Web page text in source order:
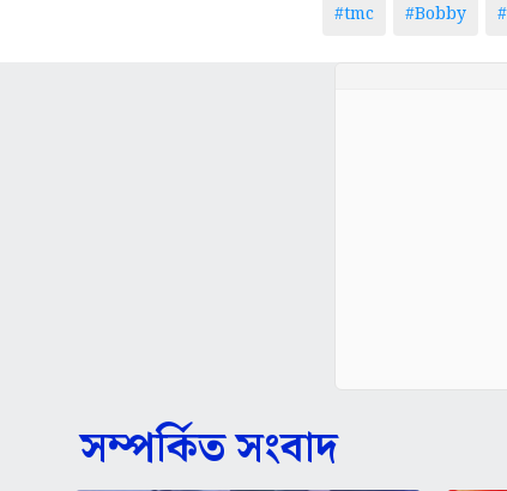
#tmc #Bobby
সম্পর্কিত সংবাদ